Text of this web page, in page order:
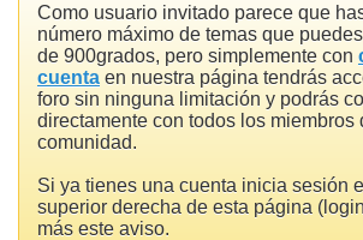
Como usuario invitado parece que
número máximo de temas que
de 900grados, pero simplemente con
cuenta en nuestra página tendrás
foro sin ninguna limitación y podrás
directamente con todos los miembros
comunidad.
Si ya tienes una cuenta inicia sesión
superior derecha de esta página
más este aviso.